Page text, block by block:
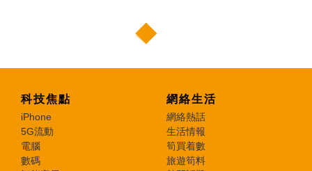
科技焦點
iPhone
5G流動
電腦
數碼
網絡生活
網絡熱話
生活情報
筍買着數
旅遊筍料